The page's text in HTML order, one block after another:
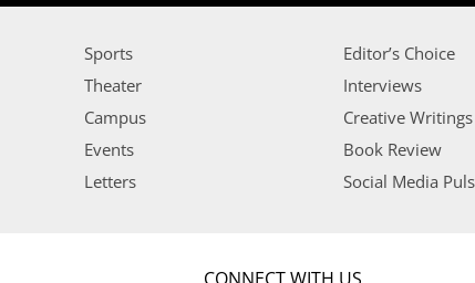
Sports
Theater
Campus
Events
Letters
Editor’s Choice
Interviews
Creative Writings
Book Review
Social Media